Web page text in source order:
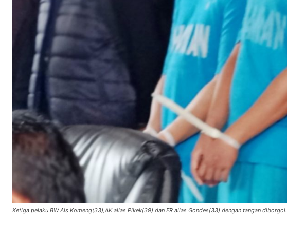
Ketiga pelaku BW Als Komeng(33),AK alias Pikek(39) dan FR alias Gondes(33) dengan tangan diborgol.